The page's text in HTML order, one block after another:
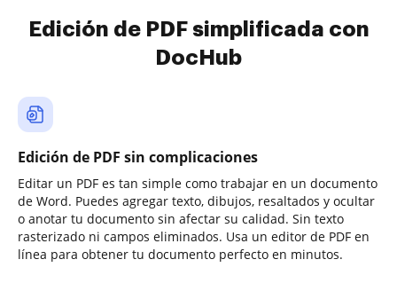
Edición de PDF simplificada con
DocHub
Edición de PDF sin complicaciones
Editar un PDF es tan simple como trabajar en un documento
de Word. Puedes agregar texto, dibujos, resaltados y ocultar
o anotar tu documento sin afectar su calidad. Sin texto
rasterizado ni campos eliminados. Usa un editor de PDF en
línea para obtener tu documento perfecto en minutos.